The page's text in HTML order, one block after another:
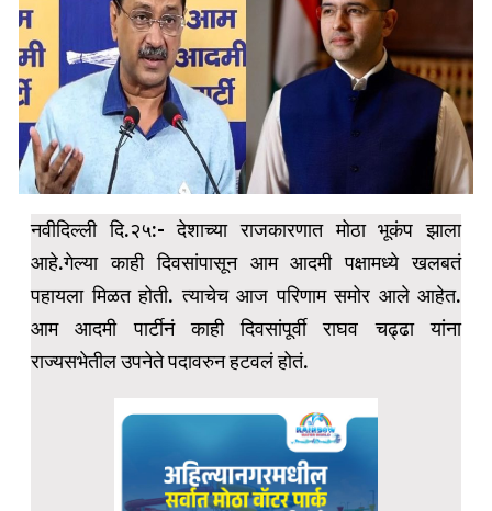
नवीदिल्ली दि.२५:- देशाच्या राजकारणात मोठा भूकंप झाला
आहे.गेल्या काही दिवसांपासून आम आदमी पक्षामध्ये खलबतं
पहायला मिळत होती. त्याचेच आज परिणाम समोर आले आहेत.
आम आदमी पार्टीनं काही दिवसांपूर्वी राघव चढ्ढा यांना
राज्यसभेतील उपनेते पदावरुन हटवलं होतं.